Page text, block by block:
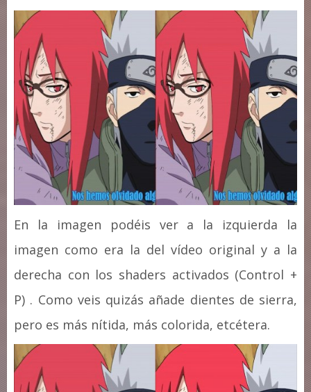
En la imagen podéis ver a la izquierda la
imagen como era la del vídeo original y a la
derecha con los shaders activados (Control +
P) . Como veis quizás añade dientes de sierra,
pero es más nítida, más colorida, etcétera.